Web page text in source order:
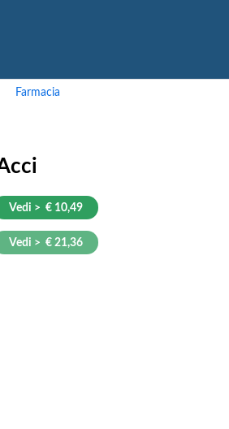
Farmacia
Vedi > € 10,49
Vedi > € 21,36